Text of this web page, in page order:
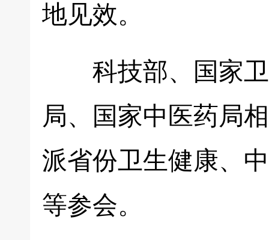
地见效。
科技部、国家卫
局、国家中医药局
派省份卫生健康、
等参会。